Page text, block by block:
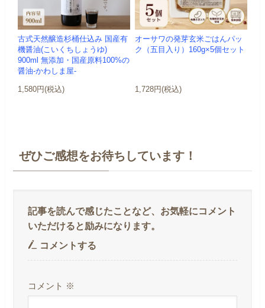
古式天然醸造杉桶仕込み 国産有
機醤油(こいくちしょうゆ)
900ml 無添加・国産原料100%の
醤油-かわしま屋-
1,580円(税込)
オーサワの発芽玄米ごはんパッ
ク（五目入り）160g×5個セット
1,728円(税込)
ぜひご感想をお待ちしています！
コメントする
コメント ※